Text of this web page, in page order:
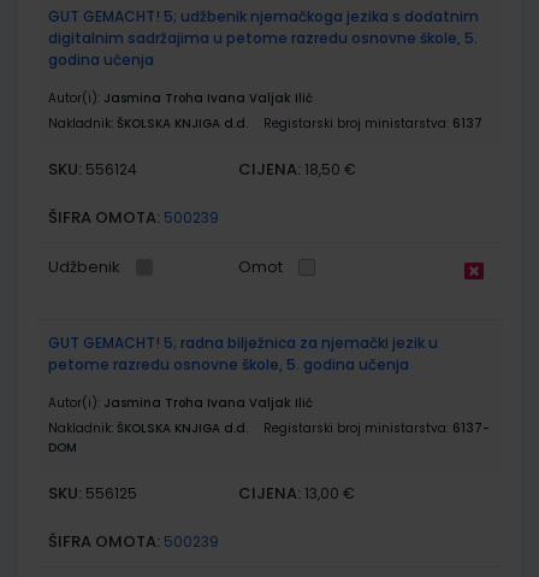
GUT GEMACHT! 5; udžbenik njemačkoga jezika s dodatnim
digitalnim sadržajima u petome razredu osnovne škole, 5.
godina učenja
Autor(i): Jasmina Troha Ivana Valjak Ilić
Nakladnik: ŠKOLSKA KNJIGA d.d. Registarski broj ministarstva: 6137
SKU: 556124 CIJENA: 18,50 €
ŠIFRA OMOTA: 500239
Udžbenik Omot
GUT GEMACHT! 5; radna bilježnica za njemački jezik u
petome razredu osnovne škole, 5. godina učenja
Autor(i): Jasmina Troha Ivana Valjak Ilić
Nakladnik: ŠKOLSKA KNJIGA d.d. Registarski broj ministarstva: 6137-
DOM
SKU: 556125 CIJENA: 13,00 €
ŠIFRA OMOTA: 500239